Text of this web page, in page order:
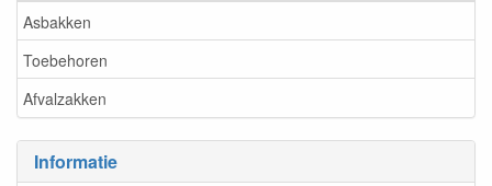
Asbakken
Toebehoren
Afvalzakken
Informatie